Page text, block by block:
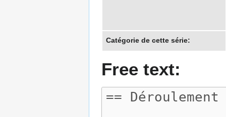
Catégorie de cette série:
Free text: